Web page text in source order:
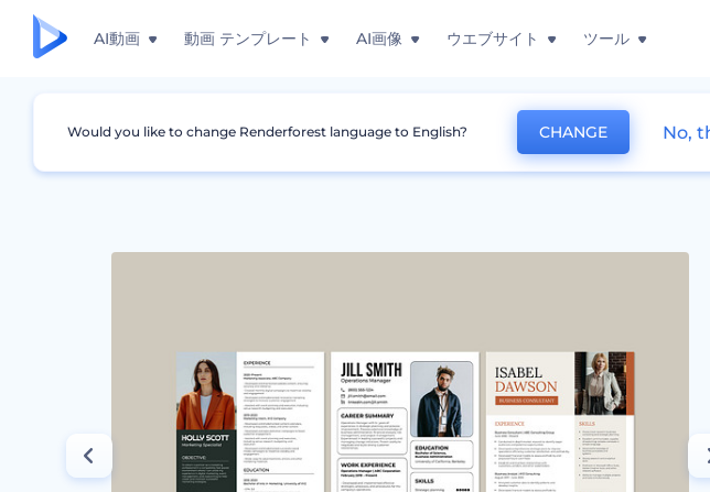
AI動画 動画 テンプレート AI画像 ウエブサイト ツール
グラフィック 履歴書 ビジネス・プロの履歴書用テンプレート
Would you like to change Renderforest language to English? CHANGE No,